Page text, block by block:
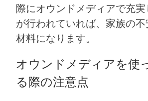
際にオウンドメディアで充
が行われていれば、家族の
材料になります。
オウンドメディアを使
る際の注意点